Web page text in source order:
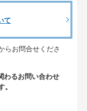
て
らお問合せくださ
わるお問い合わせ